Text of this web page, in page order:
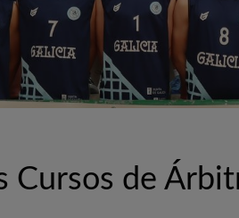
Cursos de